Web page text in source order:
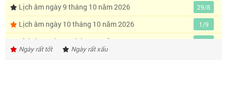
Lịch âm ngày 9 tháng 10 năm 2026 29/8
Lịch âm ngày 10 tháng 10 năm 2026 1/9
Lịch âm ngày 11 tháng 10 năm 2026 2/9
Ngày rất tốt Ngày rất xấu